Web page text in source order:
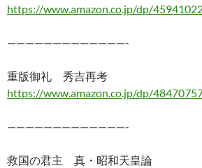
https://www.amazon.co.jp/dp/
—————————————-
重版御礼 秀吉再考
https://www.amazon.co.jp/dp/
—————————————-
救国の君主 真・昭和天皇論